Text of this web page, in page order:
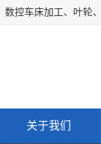
关于我们